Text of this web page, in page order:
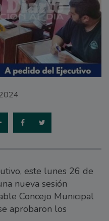
este lunes 26 de
nueva sesión
Concejo Municipal
aprobaron los